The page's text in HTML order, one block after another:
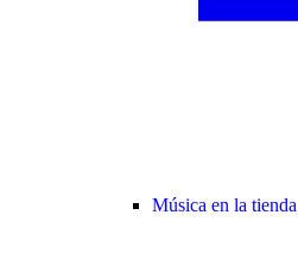
Música en la tienda